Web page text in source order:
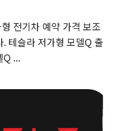
전기차 예약 가격 보조
테슬라 저가형 모델Q 출
Q ...